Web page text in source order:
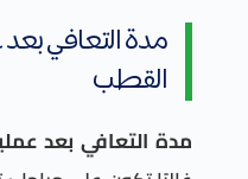
مدة التعافي بعد
القطب
مدة التعافي بعد